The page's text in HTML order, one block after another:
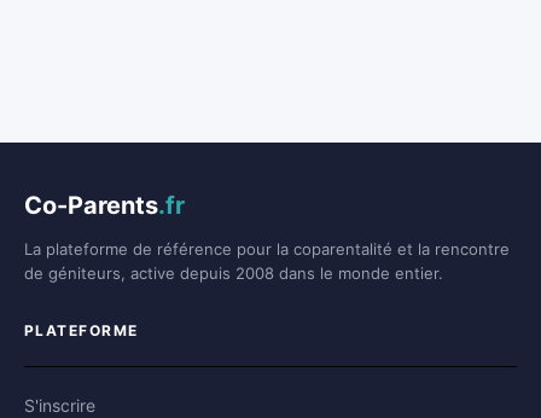
Co-Parents.fr
La plateforme de référence pour la coparentalité et la rencontre
de géniteurs, active depuis 2008 dans le monde entier.
PLATEFORME
S'inscrire